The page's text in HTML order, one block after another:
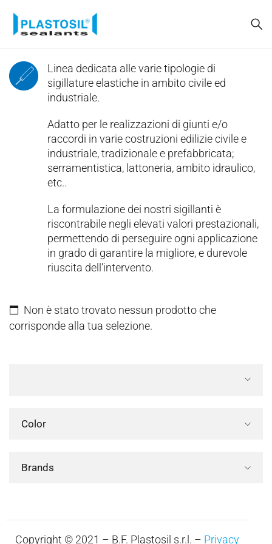
Linea dedicata alle varie tipologie di
sigillature elastiche in ambito civile ed
industriale.
Adatto per le realizzazioni di giunti e/o
raccordi in varie costruzioni edilizie civile e
industriale, tradizionale e prefabbricata;
serramentistica, lattoneria, ambito idraulico,
etc..
La formulazione dei nostri sigillanti è
riscontrabile negli elevati valori prestazionali,
permettendo di perseguire ogni applicazione
in grado di garantire la migliore, e durevole
riuscita dell’intervento.
Non è stato trovato nessun prodotto che
corrisponde alla tua selezione.
Color
Brands
Copyright © 2021 – B.F. Plastosil s.r.l. – Privacy